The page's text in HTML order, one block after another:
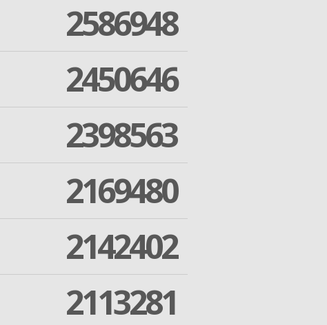
2586948
2450646
2398563
2169480
2142402
2113281